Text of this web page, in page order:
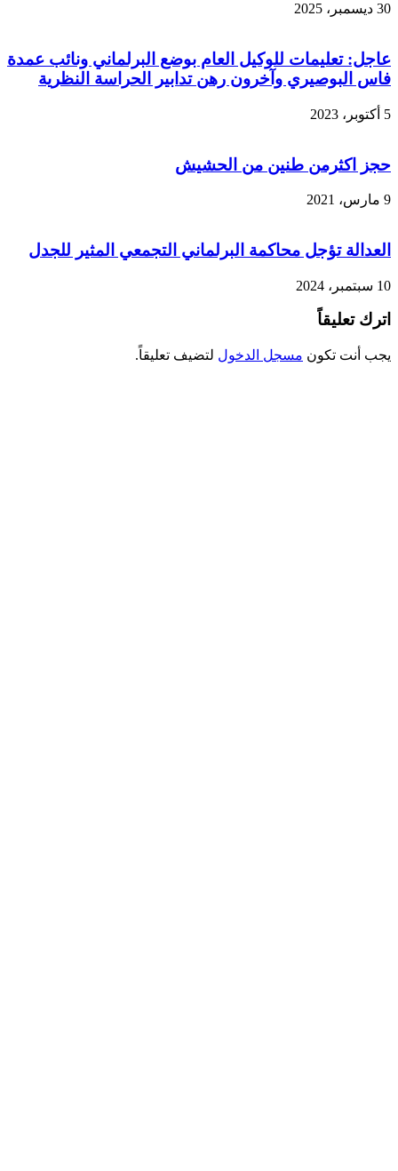
30 ديسمبر، 2025
عاجل: تعليمات للوكيل العام بوضع البرلماني ونائب عمدة
فاس البوصيري وآخرون رهن تدابير الحراسة النظرية
5 أكتوبر، 2023
حجز اكثرمن طنين من الحشيش
9 مارس، 2021
العدالة تؤجل محاكمة البرلماني التجمعي المثير للجدل
10 سبتمبر، 2024
اترك تعليقاً
يجب أنت تكون مسجل الدخول لتضيف تعليقاً.